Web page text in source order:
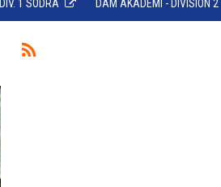
DIV. 1 SÖDRA DAM AKADEMI - DIVISION 2